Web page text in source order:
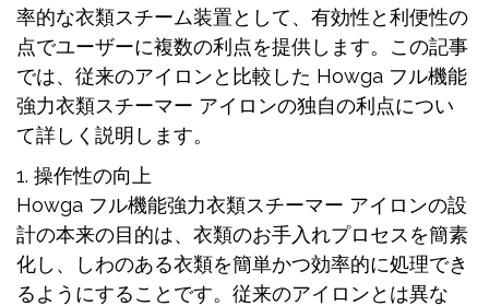
率的な衣類スチーム装置として、有効性と利便性の
点でユーザーに複数の利点を提供します。この記事
では、従来のアイロンと比較した Howga フル機能
強力衣類スチーマー アイロンの独自の利点につい
て詳しく説明します。
1. 操作性の向上
Howga フル機能強力衣類スチーマー アイロンの設
計の本来の目的は、衣類のお手入れプロセスを簡素
化し、しわのある衣類を簡単かつ効率的に処理でき
るようにすることです。従来のアイロンとは異な